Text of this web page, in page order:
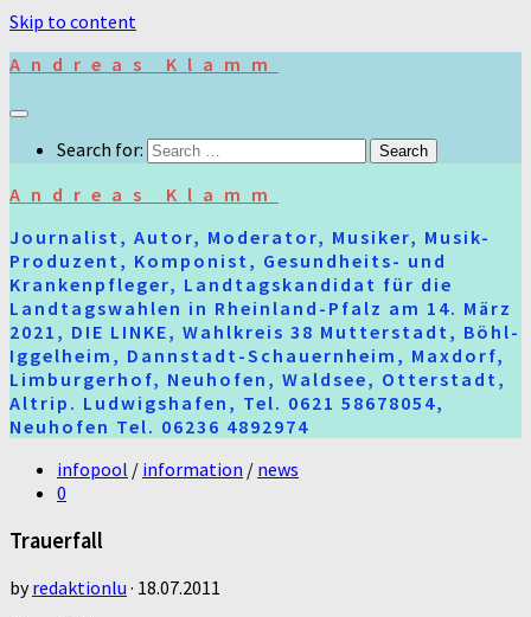
Skip to content
Andreas Klamm
Search for:
Andreas Klamm
Journalist, Autor, Moderator, Musiker, Musik-
Produzent, Komponist, Gesundheits- und
Krankenpfleger, Landtagskandidat für die
Landtagswahlen in Rheinland-Pfalz am 14. März
2021, DIE LINKE, Wahlkreis 38 Mutterstadt, Böhl-
Iggelheim, Dannstadt-Schauernheim, Maxdorf,
Limburgerhof, Neuhofen, Waldsee, Otterstadt,
Altrip. Ludwigshafen, Tel. 0621 58678054,
Neuhofen Tel. 06236 4892974
infopool / information / news
0
Trauerfall
byredaktionlu · 18.07.2011